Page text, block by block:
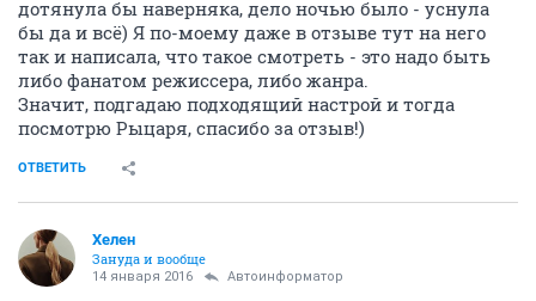
дотянула бы наверняка, дело ночью было - уснула
бы да и всё) Я по-моему даже в отзыве тут на него
так и написала, что такое смотреть - это надо быть
либо фанатом режиссера, либо жанра.
Значит, подгадаю подходящий настрой и тогда
посмотрю Рыцаря, спасибо за отзыв!)
ОТВЕТИТЬ
Хелен
Зануда и вообще
14 января 2016 Автоинформатор